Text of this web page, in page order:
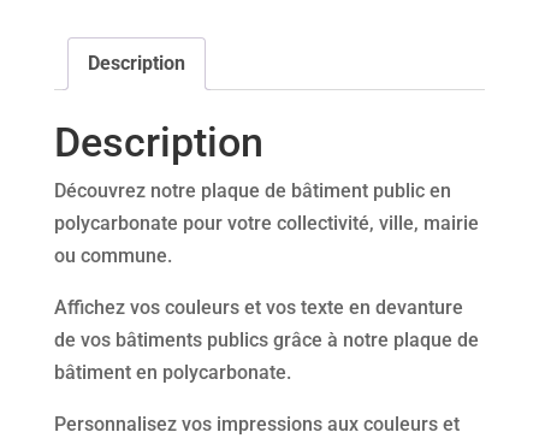
polycarbonate
Description
Description
Découvrez notre plaque de bâtiment public en
polycarbonate pour votre collectivité, ville, mairie
ou commune.
Affichez vos couleurs et vos texte en devanture
de vos bâtiments publics grâce à notre plaque de
bâtiment en polycarbonate.
Personnalisez vos impressions aux couleurs et